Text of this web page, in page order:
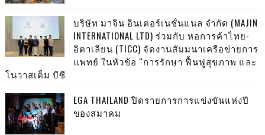
บริษัท มาจิน อินเตอร์เนชั่นแนล จำกัด (MAJIN
INTERNATIONAL LTD) ร่วมกับ หอการค้าไทย-
อิตาเลียน (TICC) จัดงานสัมมนาเครือข่ายการ
แพทย์ ในหัวข้อ “การรักษา ฟื้นฟูสุขภาพ และ
โนวาสเต็ม บีซี
EGA THAILAND ปิดรายการการแข่งขันแห่งปี
ของสมาคม